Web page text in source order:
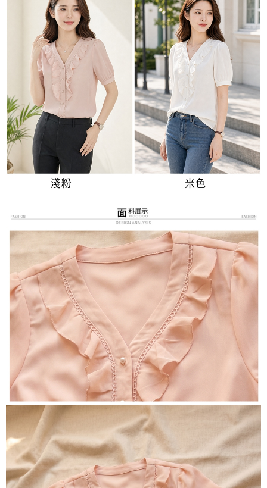
時審查核予不同之上限額度；若仍有額度不足之情形，本公司將視審查結果
請求用戶進行身份認證。
５．嚴禁一人註冊多個帳號或使用他人資訊註冊。若發現惡意使用之情形，
恩沛科技股份有限公司將有權停止該用戶之使用額度並採取法律行動。
離島-郵局寄送
每筆NT$90，滿NT$699(含以上)免運費
國家/地區配送 查看運費